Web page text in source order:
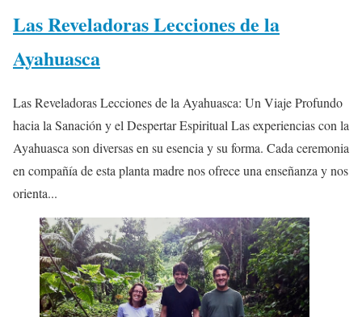
Las Reveladoras Lecciones de la
Ayahuasca
Las Reveladoras Lecciones de la Ayahuasca: Un Viaje Profundo
hacia la Sanación y el Despertar Espiritual Las experiencias con la
Ayahuasca son diversas en su esencia y su forma. Cada ceremonia
en compañía de esta planta madre nos ofrece una enseñanza y nos
orienta...